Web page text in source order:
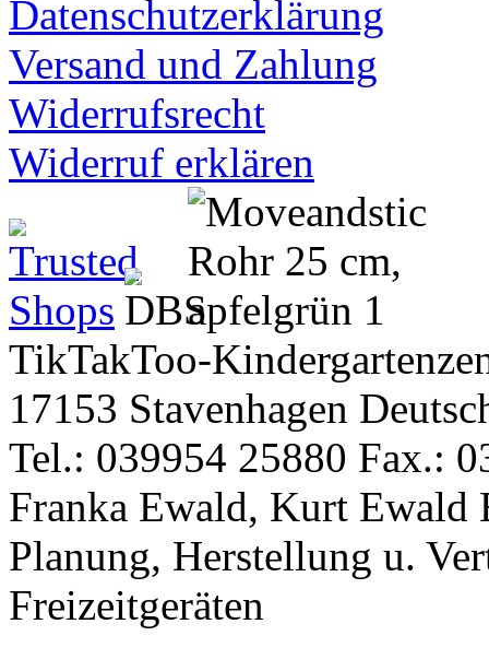
Datenschutzerklärung
Versand und Zahlung
Widerrufsrecht
Widerruf erklären
TikTakToo-
17153 Stavenhagen
Tel.: 039954 25880 Fax.:
Franka Ewald, Kurt Ewald
Planung, Herstellung u.
Freizeitgeräten